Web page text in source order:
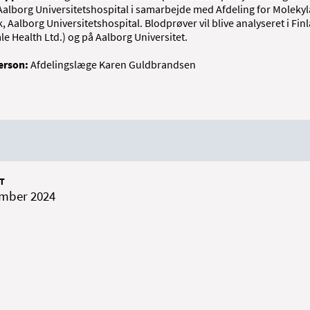
Universitetshospital i samarbejde med Afdeling for
Aalborg Universitetshospital. Blodprøver vil blive analyseret i
Health Ltd.) og på Aalborg Universitet.
Afdelingslæge Karen Guldbrandsen
2024